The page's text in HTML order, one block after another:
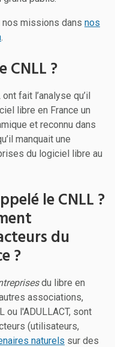
missions dans nos
.
CNLL ?
fait l’analyse qu’il
libre en France un
et reconnu dans
manquait une
du logiciel libre au
le CNLL ?
du
?
du libre en
associations,
ou l'ADULLACT, sont
(utilisateurs,
naturels sur des